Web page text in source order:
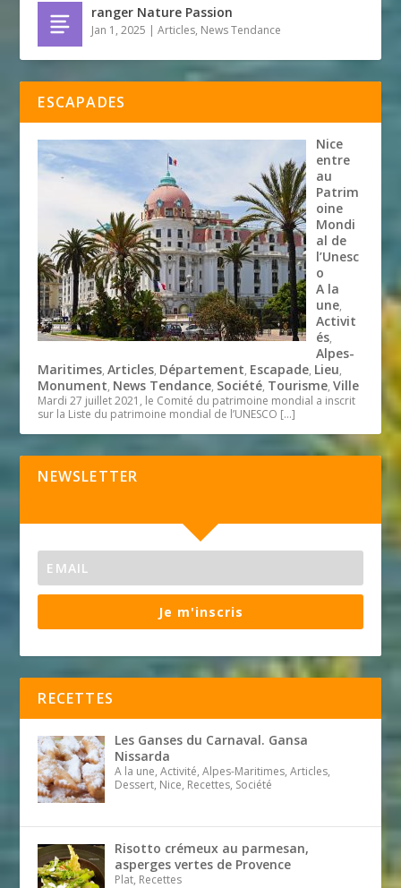
ranger Nature Passion
Jan 1, 2025 |Articles, News Tendance
ESCAPADES
Nice
entre
au
Patrim
oine
Mondi
al de
l’Unesc
o
A la
une,
Activit
és,
Alpes-
Maritimes,Articles, Département, Escapade, Lieu,
Monument, News Tendance, Société, Tourisme,Ville
Mardi 27 juillet 2021, le Comité du patrimoine mondial a inscrit
sur la Liste du patrimoine mondial de l’UNESCO […]
NEWSLETTER
Je m'inscris
RECETTES
Les Ganses du Carnaval. Gansa
Nissarda
A la une, Activité, Alpes-Maritimes, Articles,
Dessert, Nice, Recettes, Société
Risotto crémeux au parmesan,
asperges vertes de Provence
Plat, Recettes